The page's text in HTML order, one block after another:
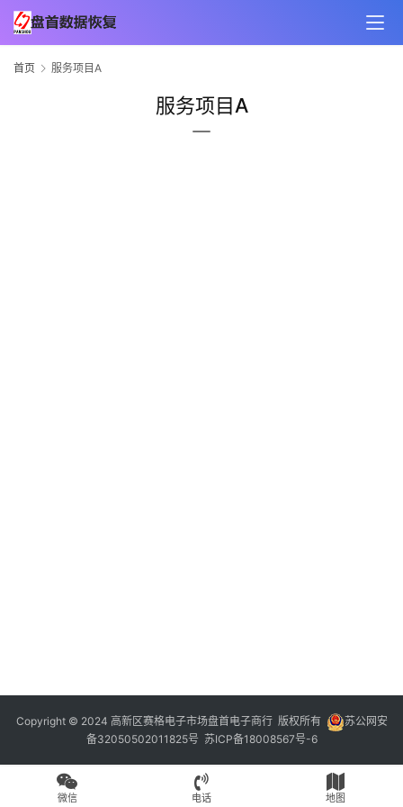
首页 服务项目A
服务项目A
Copyright © 2024 高新区赛格电子市场盘首电子商行 版权所有
苏公网安
备32050502011825号 苏ICP备18008567号-6
微信 电话 地图